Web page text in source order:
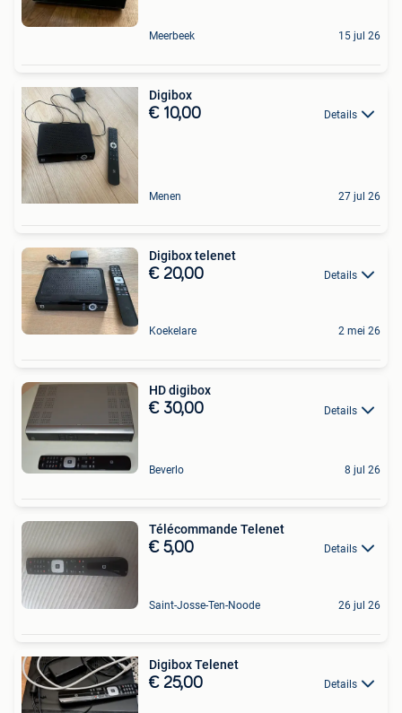
Meerbeek 15 jul 26
Digibox
€ 10,00 Details
Menen 27 jul 26
Digibox telenet
€ 20,00 Details
Koekelare 2 mei 26
HD digibox
€ 30,00 Details
Beverlo 8 jul 26
Télécommande Telenet
€ 5,00 Details
Saint-Josse-Ten-Noode 26 jul 26
Digibox Telenet
€ 25,00 Details